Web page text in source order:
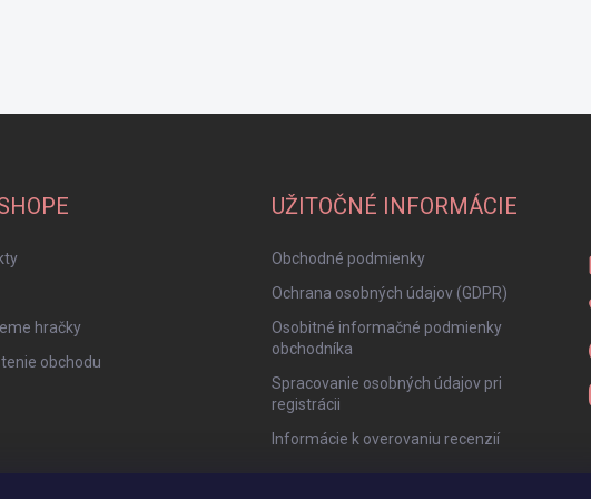
hračky
obchodu
UŽITOČNÉ INFORMÁCIE
Obchodné podmienky
Ochrana osobných údajov (GDPR)
Osobitné informačné podmienky
obchodníka
Spracovanie osobných údajov pri
registrácii
Informácie k overovaniu recenzií